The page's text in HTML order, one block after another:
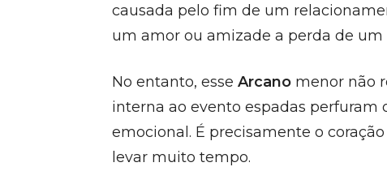
causada pelo fim de um
um amor ou amizade a perda de um
No entanto, esse Arcano menor não
interna ao evento espadas perfuram
emocional. É precisamente o
levar muito tempo.